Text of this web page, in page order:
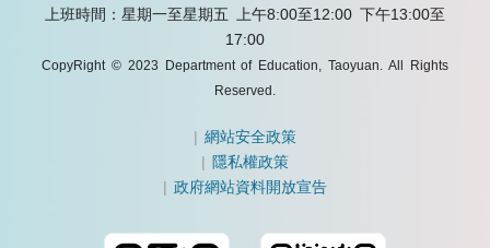
上班時間：星期一至星期五 上午8:00至12:00 下午13:00至
17:00
CopyRight © 2023 Department of Education, Taoyuan. All Rights
Reserved.
|網站安全政策
| 隱私權政策
|政府網站資料開放宣告